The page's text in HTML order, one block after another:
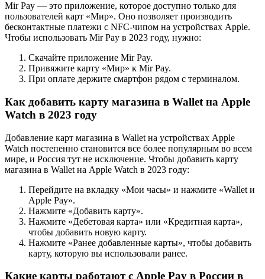
Mir Pay — это приложение, которое доступно только для
пользователей карт «Мир». Оно позволяет производить
бесконтактные платежи с NFC-чипом на устройствах Apple.
Чтобы использовать Mir Pay в 2023 году, нужно:
Скачайте приложение Mir Pay.
Привяжите карту «Мир» к Mir Pay.
При оплате держите смартфон рядом с терминалом.
Как добавить карту магазина в Wallet на Apple
Watch в 2023 году
Добавление карт магазина в Wallet на устройствах Apple
Watch постепенно становится все более популярным во всем
мире, и Россия тут не исключение. Чтобы добавить карту
магазина в Wallet на Apple Watch в 2023 году:
Перейдите на вкладку «Мои часы» и нажмите «Wallet и
Apple Pay».
Нажмите «Добавить карту».
Нажмите «Дебетовая карта» или «Кредитная карта»,
чтобы добавить новую карту.
Нажмите «Ранее добавленные карты», чтобы добавить
карту, которую вы использовали ранее.
Какие карты работают с Apple Pay в России в